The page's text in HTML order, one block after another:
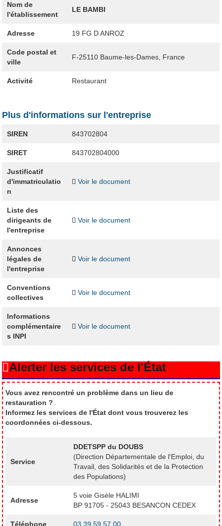
Nom de
l'établissement
LE BAMBI
Adresse 19 FG D ANROZ
Code postal et
ville
F-25110 Baume-les-Dames, France
Activité Restaurant
Plus d'informations sur l'entreprise
SIREN 843702804
SIRET 843702804000
Justificatif
d'immatriculatio
n
Voir le document
Liste des
dirigeants de
l'entreprise
Voir le document
Annonces
légales de
l'entreprise
Voir le document
Conventions
collectives
Voir le document
Informations
complémentaire
s INPI
Voir le document
Alerter les services de l'État
Vous avez rencontré un problème dans un lieu de
restauration ?
Informez les services de l'État dont vous trouverez les
coordonnées ci-dessous.
Service
DDETSPP du DOUBS
(Direction Départementale de l'Emploi, du
Travail, des Solidarités et de la Protection
des Populations)
Adresse
5 voie Gisèle HALIMI
BP 91705 - 25043 BESANCON CEDEX
Téléphone 03 39 59 57 00